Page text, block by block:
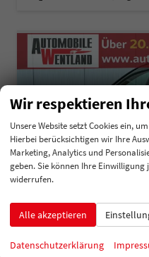
Wir respektieren
Unsere Website setzt Cookies ein,
Hierbei berücksichtigen wir Ihre
Marketing, Analytics und
geben. Sie können Ihre
widerrufen.
Alle akzeptieren
Datenschutzerklärung